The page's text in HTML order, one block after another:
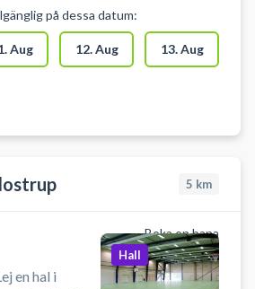
Idræt & Motion,
100
på dessa datum:
Aug 12. Aug 13. Aug
5 km
Boka en bana
en hal i
Hall